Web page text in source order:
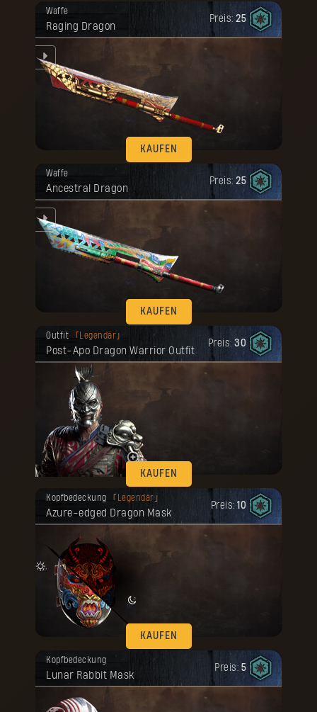
KAUFEN
Waffe
Raging Dragon
Preis: 25
KAUFEN
Deine Belohnung ist freigeschaltet
worden.
Waffe
Ancestral Dragon
Preis: 25
KAUFEN
Deine Belohnung ist freigeschaltet
worden.
Outfit Legendär
Post-Apo Dragon Warrior Outfit
Preis: 30
KAUFEN
Deine Belohnung ist freigeschaltet
worden.
Kopfbedeckung Legendär
Azure-edged Dragon Mask
Preis: 10
KAUFEN
Deine Belohnung ist freigeschaltet
worden.
Kopfbedeckung
Lunar Rabbit Mask
Preis: 5
Deine Belohnung ist freigeschaltet
worden.